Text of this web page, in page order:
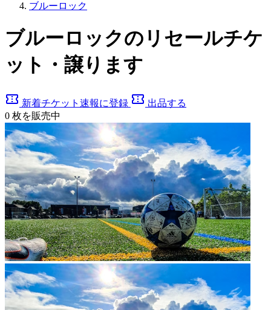
ブルーロック
ブルーロックのリセールチケ
ット・譲ります
confirmation_number 新着チケット速報に登録 confirmation_number 出品する
0 枚を販売中